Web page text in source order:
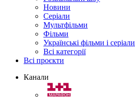
Новини
Серіали
Мультфільми
Фільми
Українські фільми і серіали
Всі категорії
Всі проєкти
Канали